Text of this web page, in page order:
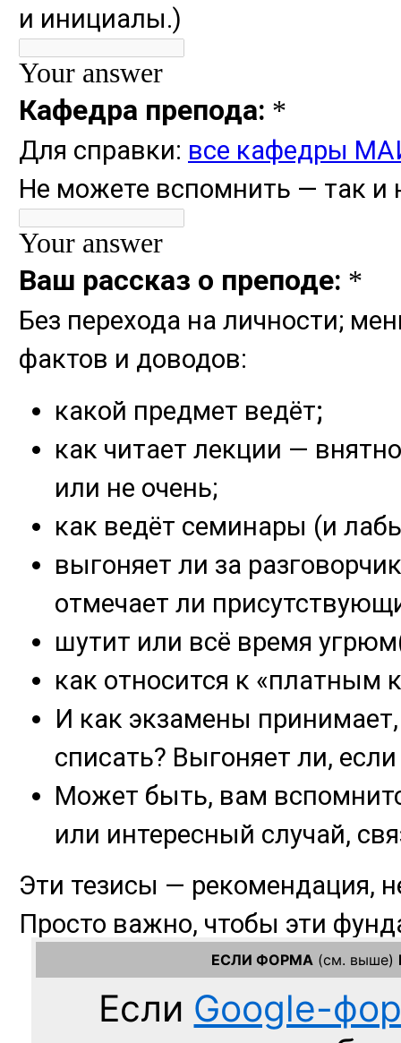
ЕСЛИ ФОРМА (см. выше)
Если Google-